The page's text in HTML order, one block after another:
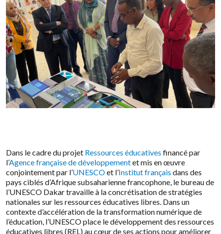
Dans le cadre du projet Ressources éducatives financé par
l’Agence française de développementet mis en œuvre
conjointement par l’UNESCOet l’Institut français dans des
pays ciblés d’Afrique subsaharienne francophone, le bureau de
l’UNESCO Dakar travaille à la concrétisation de stratégies
nationales sur les ressources éducatives libres. Dans un
contexte d’accélération de la transformation numérique de
l’éducation, l’UNESCO place le développement des ressources
éducatives libres (REL) au cœur de ses actions pour améliorer